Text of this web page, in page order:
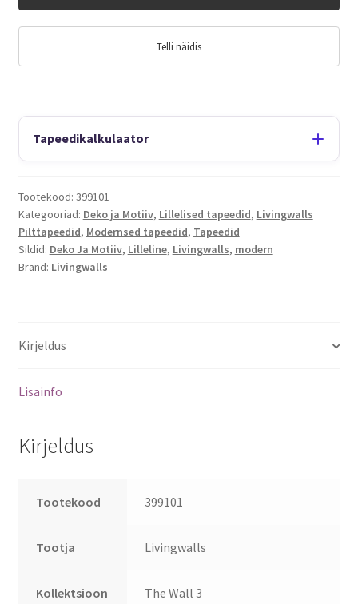
Telli näidis
Tapeedikalkulaator
Tootekood: 399101
Kategooriad: Deko ja Motiiv, Lillelised tapeedid, Livingwalls
Pilttapeedid, Modernsed tapeedid, Tapeedid
Sildid: Deko Ja Motiiv, Lilleline, Livingwalls, modern
Brand: Livingwalls
Kirjeldus
Lisainfo
Kirjeldus
Tootekood 399101
Tootja Livingwalls
Kollektsioon The Wall 3